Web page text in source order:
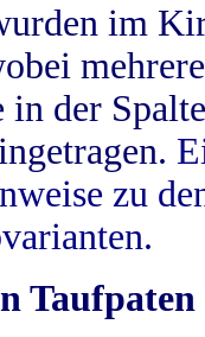
im
der
zu
Taufpaten